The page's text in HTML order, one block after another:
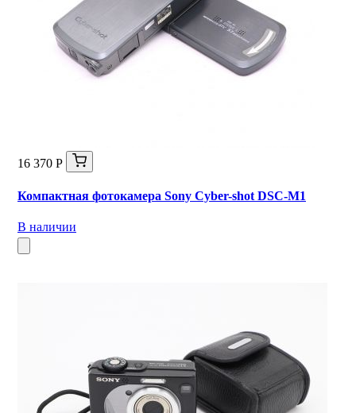
16 370 Р
Компактная фотокамера Sony Cyber-shot DSC-M1
В наличии